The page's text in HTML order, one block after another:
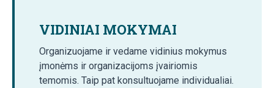
VIDINIAI MOKYMAI
Organizuojame ir vedame vidinius mokymus
įmonėms ir organizacijoms įvairiomis
temomis. Taip pat konsultuojame individualiai.